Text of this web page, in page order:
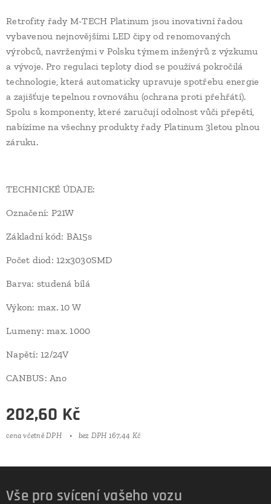
Retrofity řady M-TECH Platinum jsou inovativní řadou
vybavenou nejnovějšími LED čipy od renomovaných
výrobců, navrženými v Polsku týmem inženýrů z výzkumu
a vývoje. Pro regulaci teploty diod se používá pokročilá
technologie, která automaticky upravuje spotřebu energie
a zajišťuje tepelnou rovnováhu (ochrana proti přehřátí).
Spolu s komponenty, které zaručují odolnost vůči přepětí,
nabízíme na všechny produkty řady Platinum 3letou plnou
záruku.
TECHNICKÉ ÚDAJE:
Označení: P21W
Základní kód: BA15s
Počet diod: 12x3030SMD
Barva: studená bílá
Výkon: max. 10 W
Lumeny: max. 1000
Napětí: 12/24V
CANBUS: Ano
202,60 Kč
cena včetně DPH bez DPH 167,44 Kč
Vše pro svícení vašeho vozu